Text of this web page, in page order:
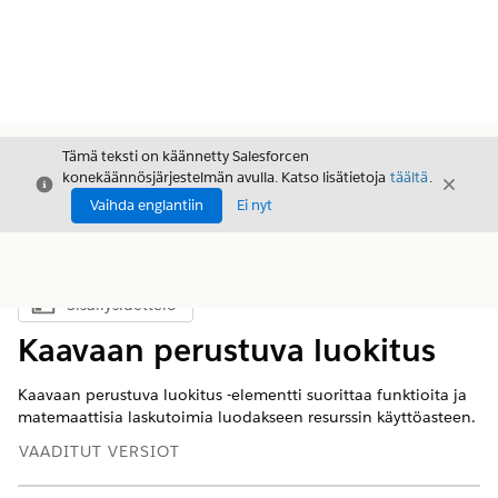
Sulje
Tämä teksti on käännetty Salesforcen
konekäännösjärjestelmän avulla. Katso lisätietoja täältä.
Vaihda englantiin
Ei nyt
Sulje
Näytä sisällysluettelo
Sisällysluettelo
Kaavaan perustuva luokitus
Kaavaan perustuva luokitus -elementti suorittaa funktioita ja
matemaattisia laskutoimia luodakseen resurssin käyttöasteen.
VAADITUT VERSIOT